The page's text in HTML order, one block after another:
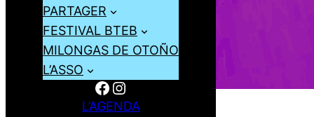
PARTAGER
FESTIVAL BTEB
MILONGAS DE OTOÑO
L’ASSO
Facebook Instagram
L’AGENDA